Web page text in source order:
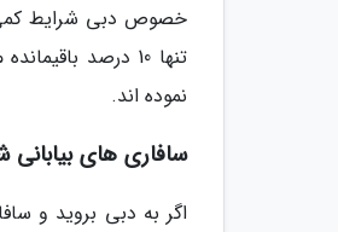
نموده اند.
سافاری های بیابانی
اگر به دبی بروید و